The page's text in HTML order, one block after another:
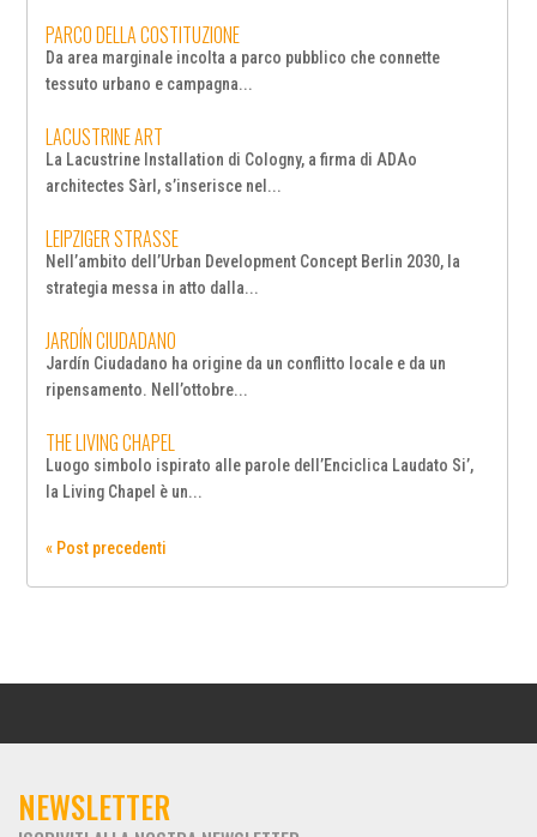
PARCO DELLA COSTITUZIONE
Da area marginale incolta a parco pubblico che connette
tessuto urbano e campagna...
LACUSTRINE ART
La Lacustrine Installation di Cologny, a firma di ADAo
architectes Sàrl, s’inserisce nel...
LEIPZIGER STRASSE
Nell’ambito dell’Urban Development Concept Berlin 2030, la
strategia messa in atto dalla...
JARDÍN CIUDADANO
Jardín Ciudadano ha origine da un conflitto locale e da un
ripensamento. Nell’ottobre...
THE LIVING CHAPEL
Luogo simbolo ispirato alle parole dell’Enciclica Laudato Si’,
la Living Chapel è un...
« Post precedenti
NEWSLETTER